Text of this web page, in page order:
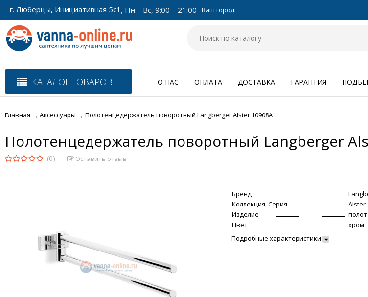
г. Люберцы, Инициативная 5с1 , Пн—Вс, 9:00—21:00 Ваш город:
КАТАЛОГ ТОВАРОВ О НАС ОПЛАТА ДОСТАВКА ГАРАНТИЯ
Главная → Аксессуары → Полотенцедержатель поворотный Langberger Alster 10908A
Полотенцедержатель поворотный Langberger
(0) Оставить отзыв
Бренд
Коллекция, Серия
Alster
Изделие
Цвет
хром
Подробные характеристики